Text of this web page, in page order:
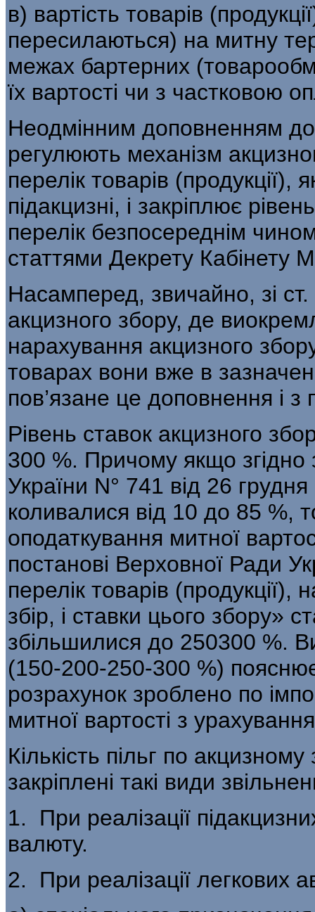
в) вартість товарів
пере­силаються) на митну
межах бартер­них
їх вартості чи з частко­вою
Неодмінним доповненням
регулюють механізм
перелік товарів (про­дукції),
підакцизні, і закріплює
перелік безпосереднім
статтями Декрету Кабінету
Насамперед, звичайно, зі
акцизного збору, де
нарахування акцизного
товарах вони вже в
пов’язане це доповнення і з
Рівень ставок акцизного
300 %. Причому якщо згідно
України N° 741 від 26
коливалися від 10 до 85 %,
оподаткування митної
постанові Верховної Ради
перелік товарів
збір, і ставки цього збору»
збільшилися до 250­300 %.
(150-200-250-300 %)
розрахунок зроблено по
митної вартості з
Кількість пільг по
закріплені такі види
1. При реалізації
ва­люту.
2. При реалізації легкових